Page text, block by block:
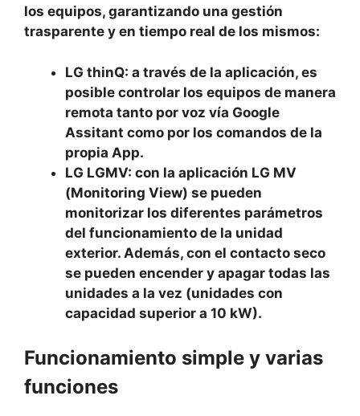
los equipos, garantizando una gestión
trasparente y en tiempo real de los mismos:
LG thinQ: a través de la aplicación, es
posible controlar los equipos de manera
remota tanto por voz vía Google
Assitant como por los comandos de la
propia App.
LG LGMV: con la aplicación LG MV
(Monitoring View) se pueden
monitorizar los diferentes parámetros
del funcionamiento de la unidad
exterior. Además, con el contacto seco
se pueden encender y apagar todas las
unidades a la vez (unidades con
capacidad superior a 10 kW).
Funcionamiento simple y varias
funciones